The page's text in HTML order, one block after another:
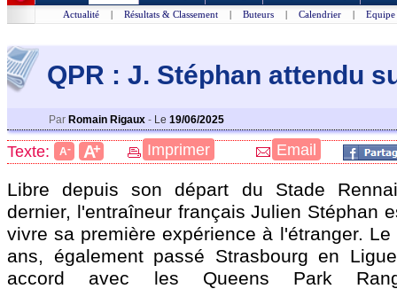
Actualité | Résultats & Classement | Buteurs | Calendrier | Equipe
QPR : J. Stéphan attendu
Par Romain Rigaux - Le 19/06/2025
Texte: A- A+ Imprimer Email
Libre depuis son départ du Stade
dernier, l'entraîneur français Julien Stéphan
vivre sa première expérience à l'étranger.
ans, également passé Strasbourg en
accord avec les Queens Park